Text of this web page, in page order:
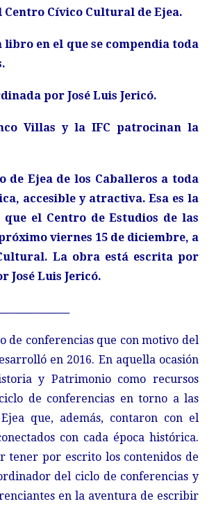
Centro Cívico Cultural de Ejea.
en el que se compendia toda
por José Luis Jericó.
Villas y la IFC patrocinan la
de Ejea de los Caballeros a toda
accesible y atractiva. Esa es la
que el Centro de Estudios de las
viernes 15 de diciembre, a
La obra está escrita por
José Luis Jericó.
de conferencias que con motivo del
en 2016. En aquella ocasión
y Patrimonio como recursos
de conferencias en torno a las
que, además, contaron con el
con cada época histórica.
tener por escrito los contenidos de
del ciclo de conferencias y
en la aventura de escribir